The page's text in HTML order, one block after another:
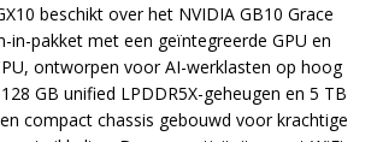
beschikt over het NVIDIA GB10 Grace
in-pakket met een geïntegreerde GPU en
ontworpen voor AI-werklasten op hoog
GB unified LPDDR5X-geheugen en 5 TB
compact chassis gebouwd voor krachtige